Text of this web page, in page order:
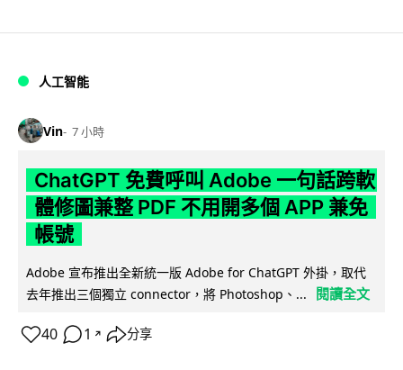
人工智能
Vin 7 小時
ChatGPT 免費呼叫 Adobe 一句話跨軟
體修圖兼整 PDF 不用開多個 APP 兼免
帳號
Adobe 宣布推出全新統一版 Adobe for ChatGPT 外掛，取代
去年推出三個獨立 connector，將 Photoshop、...
閱讀全文
40 1 ↗ 分享